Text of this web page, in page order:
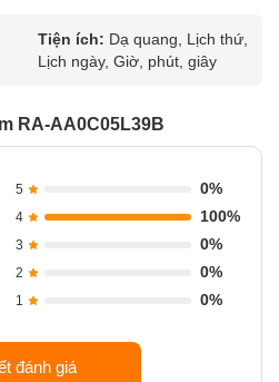
Tiện ích: Dạ quang, Lịch thứ,
Lịch ngày, Giờ, phút, giây
RA-AA0C05L39B
5 0%
4 100%
3 0%
2 0%
1 0%
đánh giá